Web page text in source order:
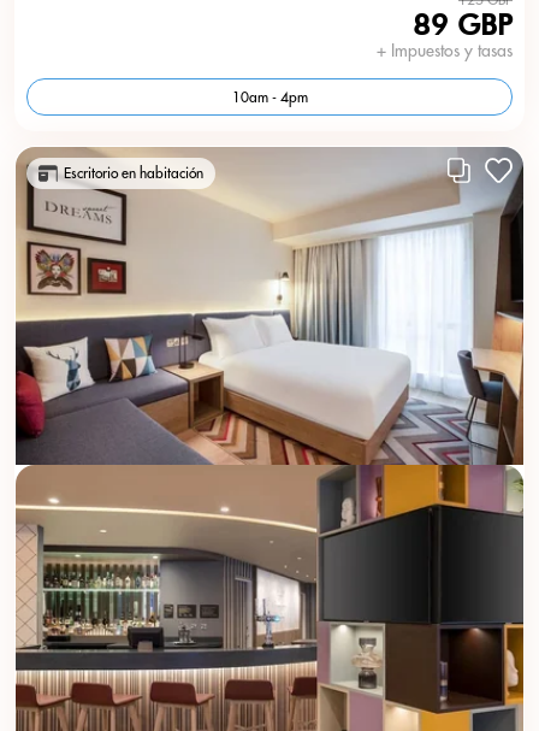
89 GBP
+ Impuestos y tasas
10am - 4pm
Escritorio en habitación